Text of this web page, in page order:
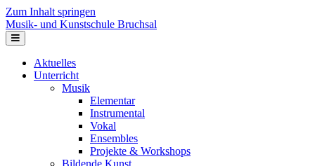
Zum Inhalt springen
Musik- und Kunstschule Bruchsal
Navigation
Aktuelles
Unterricht
Musik
Elementar
Instrumental
Vokal
Ensembles
Projekte & Workshops
Bildende Kunst